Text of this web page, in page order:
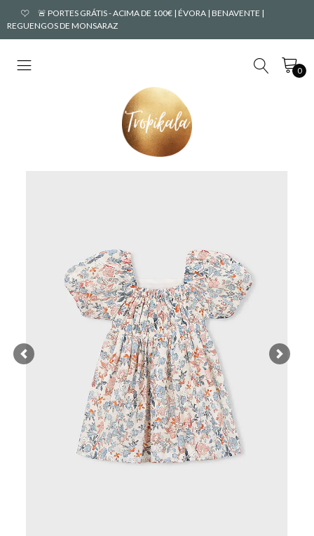
🚨 PORTES GRÁTIS - ACIMA DE 100€ | ÉVORA | BENAVENTE |
REGUENGOS DE MONSARAZ
0
Previous Next